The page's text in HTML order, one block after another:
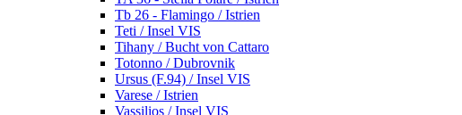
Tb 26 - Flamingo / Istrien
Teti / Insel VIS
Tihany / Bucht von Cattaro
Totonno / Dubrovnik
Ursus (F.94) / Insel VIS
Varese / Istrien
Vassilios / Insel VIS